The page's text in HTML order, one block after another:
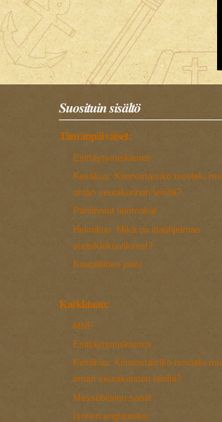
Suosituin sisältö
Tämänpäiväiset:
Esittäytymiskierros
Kesäkuu: Kiinnostaisiko isostelu
oman seurakunnan leirillä?
Pahimmat leirimokat
Helmikuu: Mikä on iltaohjelman
suosikkikuiviksesi?
Kaupallinen joulu
Kaikkiaan:
MNF
Esittäytymiskierros
Kesäkuu: Kiinnostaisiko isostelu
oman seurakunnan leirillä?
Messubiisien sanat
Isonen englanniksi